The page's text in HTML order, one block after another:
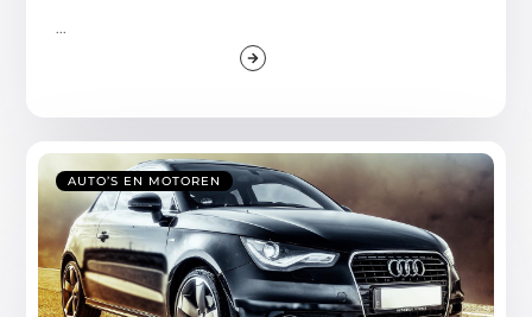
...
AUTO’S EN MOTOREN